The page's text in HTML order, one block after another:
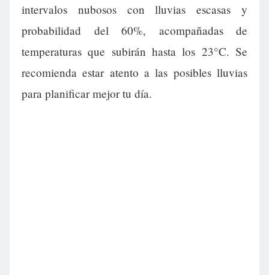
intervalos nubosos con lluvias escasas y
probabilidad del 60%, acompañadas de
temperaturas que subirán hasta los 23°C. Se
recomienda estar atento a las posibles lluvias
para planificar mejor tu día.